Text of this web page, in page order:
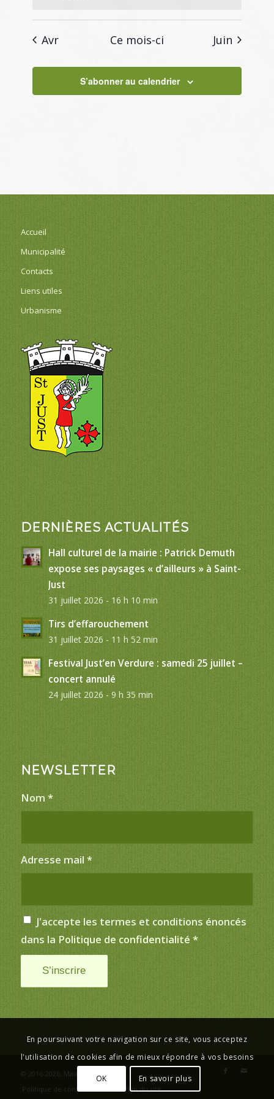
Avr Ce mois-ci Juin
S’abonner au calendrier
Accueil
Municipalité
Contacts
Liens utiles
Urbanisme
DERNIÈRES ACTUALITÉS
Hall culturel de la mairie : Patrick Demuth
expose ses paysages « d’ailleurs » à Saint-
Just
31 juillet 2026 - 16 h 10 min
Tirs d’effarouchement
31 juillet 2026 - 11 h 52 min
Festival Just’en Verdure : samedi 25 juillet –
concert annulé
24 juillet 2026 - 9 h 35 min
NEWSLETTER
Nom *
Adresse mail *
J'accepte les termes et conditions énoncés
dans la Politique de confidentialité *
© 2016-2026, Mairie de Saint-Just
Politique de confidentialité
Plan du site
En poursuivant votre navigation sur ce site, vous acceptez
l'utilisation de cookies afin de mieux répondre à vos besoins
OK En savoir plus